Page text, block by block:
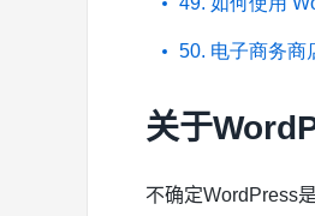
50. 电子商务商
关于
不确定WordPress